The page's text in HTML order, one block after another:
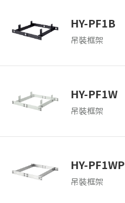
HY-PF1B
吊裝框架
HY-PF1W
吊裝框架
HY-PF1WP
吊裝框架